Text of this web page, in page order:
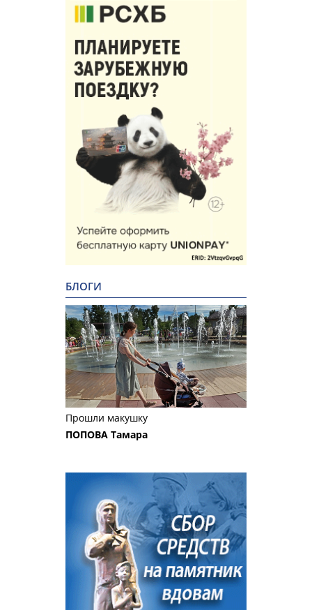
БЛОГИ
Прошли макушку
ПОПОВА Тамара